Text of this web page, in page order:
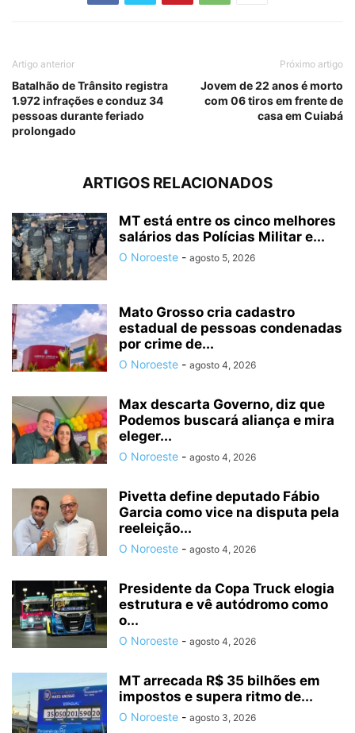
Artigo anterior
Batalhão de Trânsito registra
1.972 infrações e conduz 34
pessoas durante feriado
prolongado
Próximo artigo
Jovem de 22 anos é morto
com 06 tiros em frente de
casa em Cuiabá
ARTIGOS RELACIONADOS
MT está entre os cinco melhores
salários das Polícias Militar e...
O Noroeste - agosto 5, 2026
Mato Grosso cria cadastro
estadual de pessoas condenadas
por crime de...
O Noroeste - agosto 4, 2026
Max descarta Governo, diz que
Podemos buscará aliança e mira
eleger...
O Noroeste - agosto 4, 2026
Pivetta define deputado Fábio
Garcia como vice na disputa pela
reeleição...
O Noroeste - agosto 4, 2026
Presidente da Copa Truck elogia
estrutura e vê autódromo como
o...
O Noroeste - agosto 4, 2026
MT arrecada R$ 35 bilhões em
impostos e supera ritmo de...
O Noroeste - agosto 3, 2026